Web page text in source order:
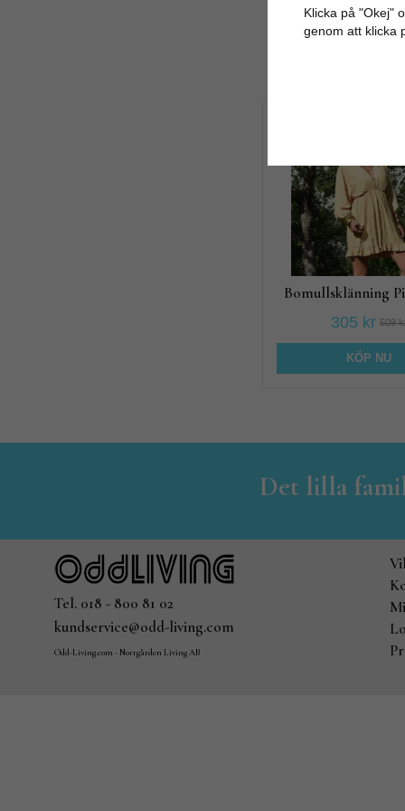
Bomullsklänning
305 kr 509
KÖP NU
Det lilla
Tel. 018 - 800 81 02
kundservice@odd-living.com
Odd-Living.com - Norrgården Living AB
Klicka på "Okej"
genom att klicka